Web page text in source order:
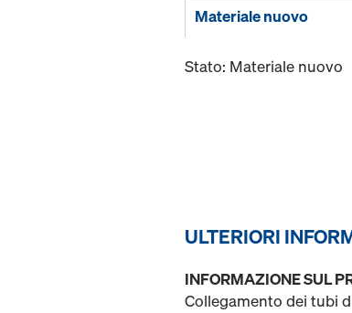
Materiale nuovo
Stato: Materiale nuovo
ULTERIORI
INFORMAZIONE SUL
Collegamento dei tubi